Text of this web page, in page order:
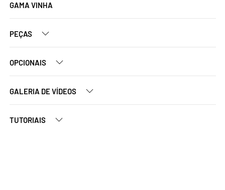
GAMA VINHA
PEÇAS
OPCIONAIS
GALERIA DE VÍDEOS
TUTORIAIS